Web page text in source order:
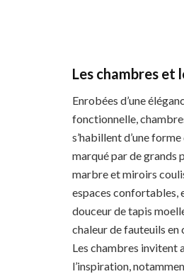
Les chambres et
Enrobées d’une
fonctionnelle,
s’habillent d’une
marqué par de grands
marbre et miroirs
espaces confortables,
douceur de tapis
chaleur de fauteuils en
Les chambres invitent
l’inspiration,